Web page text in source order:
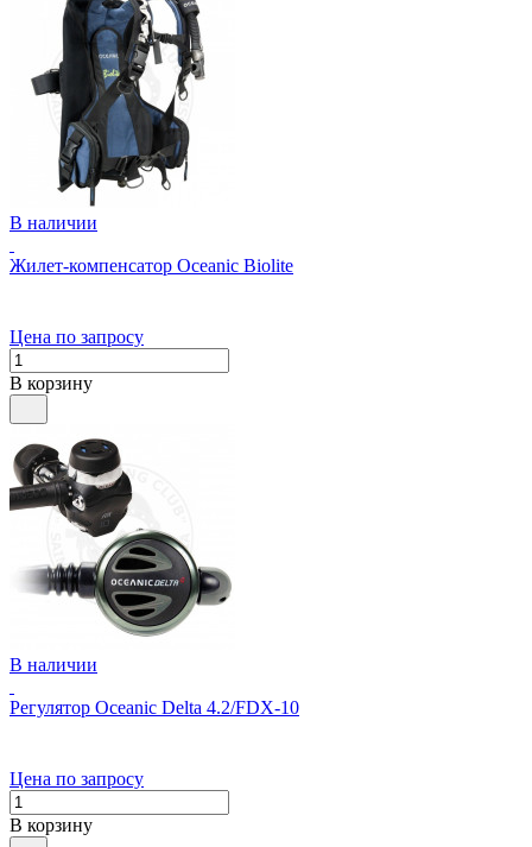
В наличии
Жилет-компенсатор Oceanic Biolite
Цена по запросу
В корзину
В наличии
Регулятор Oceanic Delta 4.2/FDX-10
Цена по запросу
В корзину